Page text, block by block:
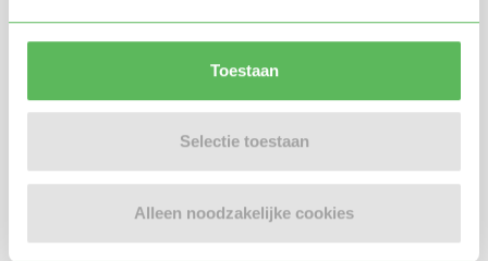
Toestaan
Selectie toestaan
Alleen noodzakelijke cookies
brengen.
Informatie
Oppas zoeken